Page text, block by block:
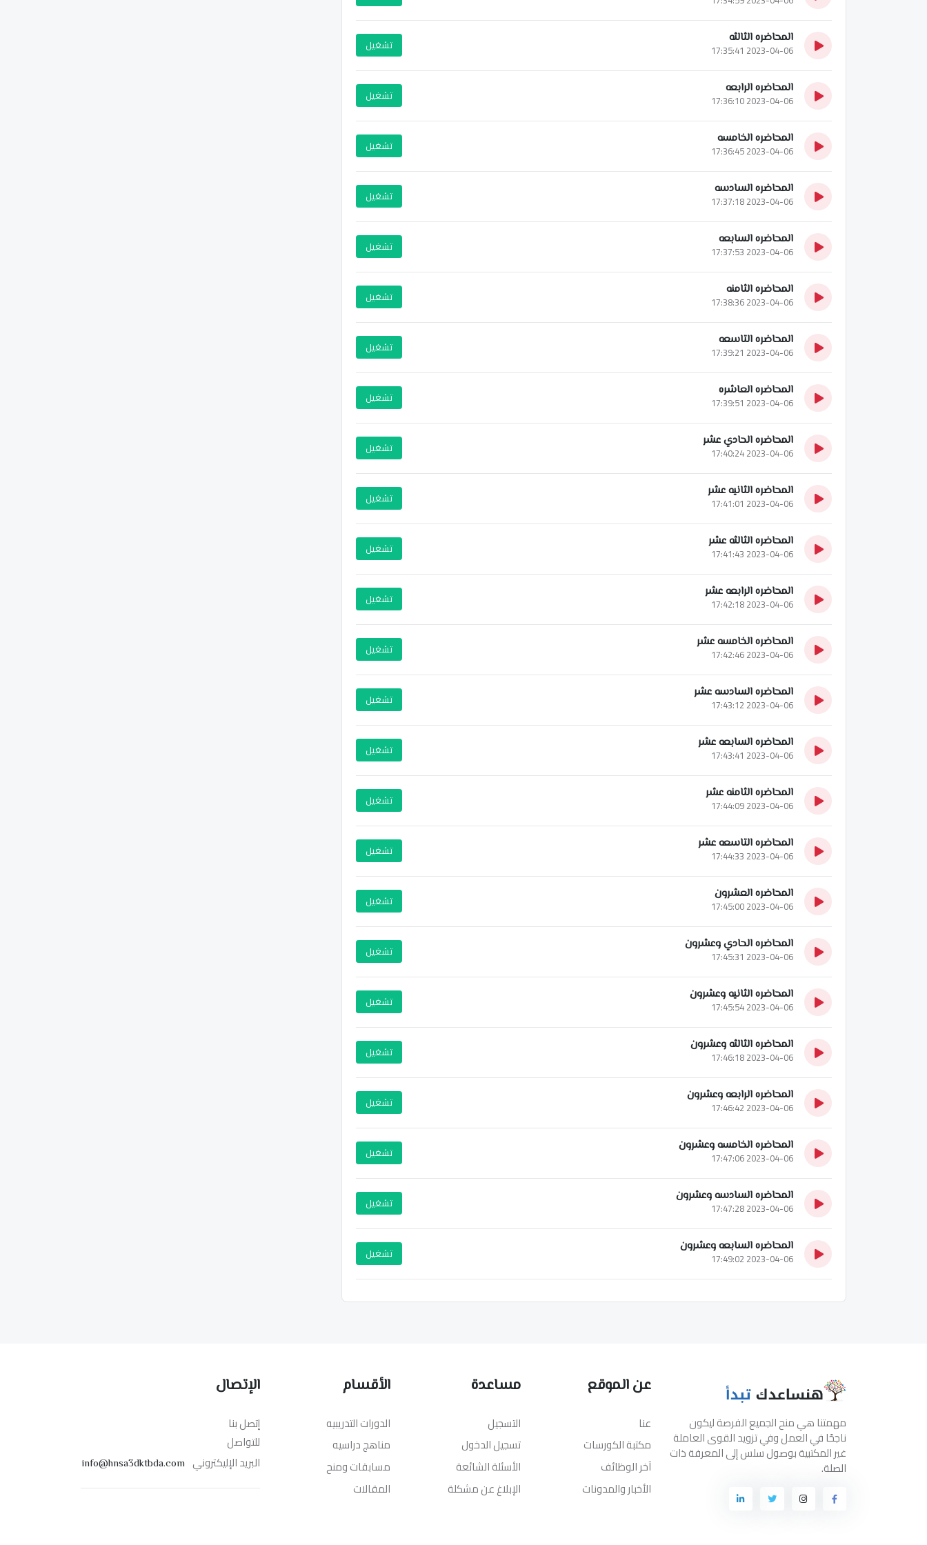
المحاضره الثالثه
2023-04-06 17:35:41 تشغيل
المحاضره الرابعه
2023-04-06 17:36:10 تشغيل
المحاضره الخامسه
2023-04-06 17:36:45 تشغيل
المحاضره السادسه
2023-04-06 17:37:18 تشغيل
المحاضره السابعه
2023-04-06 17:37:53 تشغيل
المحاضره الثامنه
2023-04-06 17:38:36 تشغيل
المحاضره التاسعه
2023-04-06 17:39:21 تشغيل
المحاضره العاشره
2023-04-06 17:39:51 تشغيل
المحاضره الحادي عشر
2023-04-06 17:40:24 تشغيل
المحاضره الثانيه عشر
2023-04-06 17:41:01 تشغيل
المحاضره الثالثه عشر
2023-04-06 17:41:43 تشغيل
المحاضره الرابعه عشر
2023-04-06 17:42:18 تشغيل
المحاضره الخامسه عشر
2023-04-06 17:42:46 تشغيل
المحاضره السادسه عشر
2023-04-06 17:43:12 تشغيل
المحاضره السابعه عشر
2023-04-06 17:43:41 تشغيل
المحاضره الثامنه عشر
2023-04-06 17:44:09 تشغيل
المحاضره التاسعه عشر
2023-04-06 17:44:33 تشغيل
المحاضره العشرون
2023-04-06 17:45:00 تشغيل
المحاضره الحادي وعشرون
2023-04-06 17:45:31 تشغيل
المحاضره الثانيه وعشرون
2023-04-06 17:45:54 تشغيل
المحاضره الثالثه وعشرون
2023-04-06 17:46:18 تشغيل
المحاضره الرابعه وعشرون
2023-04-06 17:46:42 تشغيل
المحاضره الخامسه وعشرون
2023-04-06 17:47:06 تشغيل
المحاضره السادسه وعشرون
2023-04-06 17:47:28 تشغيل
المحاضره السابعه وعشرون
2023-04-06 17:49:02 تشغيل
مهمتنا هي منح الجميع الفرصة ليكون
ناجحًا في العمل وفي تزويد القوى العاملة
غير المكتبية بوصول سلس إلى المعرفة ذات
الصلة.
عن الموقع
عنا
مكتبة الكورسات
آخر الوظائف
الأخبار والمدونات
مساعدة
التسجيل
تسجيل الدخول
الأسئلة الشائعة
الإبلاغ عن مشكلة
الأقسام
الدورات التدريبيه
مناهج دراسيه
مسابقات ومنح
المقالات
الإتصال
إتصل بنا
للتواصل
البريد الإليكتروني info@hnsa3dktbda.com